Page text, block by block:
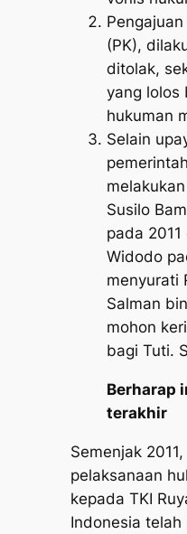
(PK),
ditolak,
yang lolos
hukuman
Selain
Susilo
pada
Widodo
menyurati
Salman
mohon
bagi Tuti.
Berharap
terakhir
Semenjak
pelaksanaan
kepada TKI
Indonesia telah